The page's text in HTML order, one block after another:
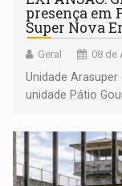
presença em
Super Nova
Geral 08 de
Unidade
unidade Pátio